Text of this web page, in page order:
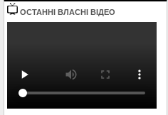
ОСТАННI ВЛАСНI ВIДЕО